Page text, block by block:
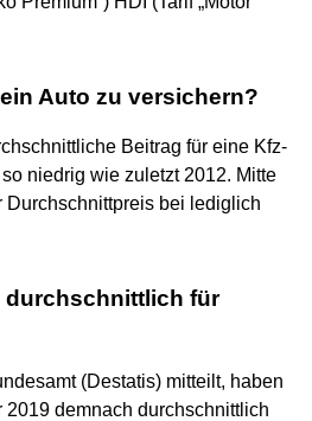
Auto zu versichern?
Beitrag für eine Kfz-
niedrig wie zuletzt 2012. Mitte
Durchschnittpreis bei lediglich
durchschnittlich für
(Destatis) mitteilt, haben
2019 demnach durchschnittlich